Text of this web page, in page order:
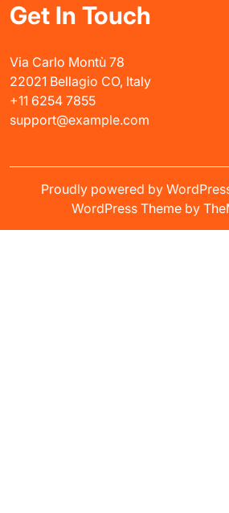
Get In Touch
Via Carlo Montù 78
22021 Bellagio CO, Italy
+11 6254 7855
support@example.com
Proudly powered by
WordPress Theme by